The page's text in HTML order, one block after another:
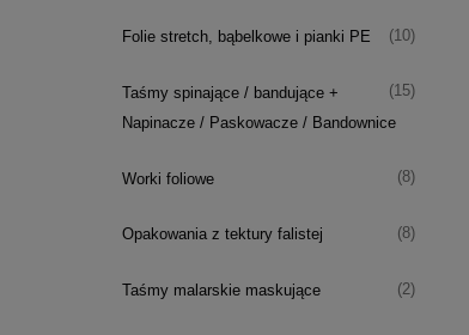
Folie stretch, bąbelkowe i pianki PE (10)
Taśmy spinające / bandujące +
Napinacze / Paskowacze / Bandownice
(15)
Worki foliowe (8)
Opakowania z tektury falistej (8)
Taśmy malarskie maskujące (2)